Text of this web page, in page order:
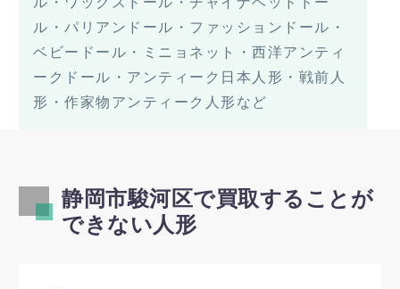
ル・パリアンドール・ファッションドール・
ベビードール・ミニョネット・西洋アンティ
ークドール・アンティーク日本人形・戦前人
形・作家物アンティーク人形など
静岡市駿河区で買取することが
できない人形